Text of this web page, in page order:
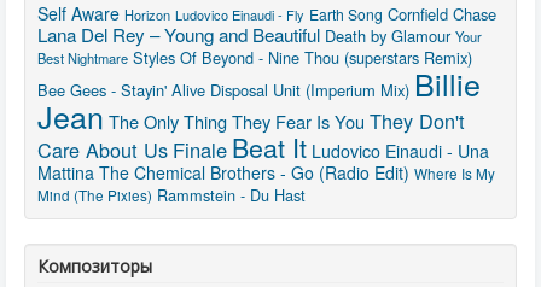
Self Aware Horizon Ludovico Einaudi - Fly Earth Song Cornfield Chase
Lana Del Rey – Young and Beautiful Death by Glamour Your
Best Nightmare Styles Of Beyond - Nine Thou (superstars Remix)
Bee Gees - Stayin' Alive Disposal Unit (Imperium Mix) Billie
Jean The Only Thing They Fear Is You They Don't
Care About Us Finale Beat It Ludovico Einaudi - Una
Mattina The Chemical Brothers - Go (Radio Edit) Where Is My
Mind (The Pixies) Rammstein - Du Hast
Композиторы